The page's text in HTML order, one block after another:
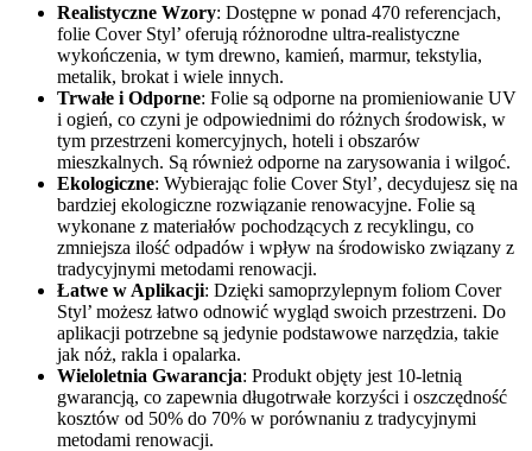
Realistyczne Wzory: Dostępne w ponad 470 referencjach,
folie Cover Styl’ oferują różnorodne ultra-realistyczne
wykończenia, w tym drewno, kamień, marmur, tekstylia,
metalik, brokat i wiele innych.
Trwałe i Odporne: Folie są odporne na promieniowanie UV
i ogień, co czyni je odpowiednimi do różnych środowisk, w
tym przestrzeni komercyjnych, hoteli i obszarów
mieszkalnych. Są również odporne na zarysowania i wilgoć.
Ekologiczne: Wybierając folie Cover Styl’, decydujesz się na
bardziej ekologiczne rozwiązanie renowacyjne. Folie są
wykonane z materiałów pochodzących z recyklingu, co
zmniejsza ilość odpadów i wpływ na środowisko związany z
tradycyjnymi metodami renowacji.
Łatwe w Aplikacji: Dzięki samoprzylepnym foliom Cover
Styl’ możesz łatwo odnowić wygląd swoich przestrzeni. Do
aplikacji potrzebne są jedynie podstawowe narzędzia, takie
jak nóż, rakla i opalarka.
Wieloletnia Gwarancja: Produkt objęty jest 10-letnią
gwarancją, co zapewnia długotrwałe korzyści i oszczędność
kosztów od 50% do 70% w porównaniu z tradycyjnymi
metodami renowacji.